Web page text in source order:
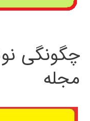
چگونگی
مجله